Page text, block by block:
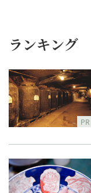
ランキング
PR